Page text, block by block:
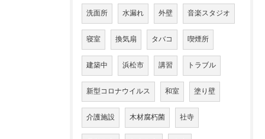
洗面所 水漏れ 外壁 音楽スタジオ
寝室 換気扇 タバコ 喫煙所
建築中 浜松市 講習 トラブル
新型コロナウイルス 和室 塗り壁
介護施設 木材腐朽菌 社寺